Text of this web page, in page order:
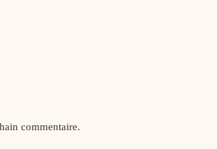
commentaire.